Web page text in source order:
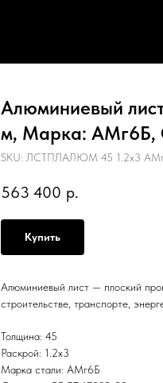
Алюминиевый
м, Марка: АМг6Б,
SKU: ЛСТПЛАЛЮМ 45 1.2х3
563 400 р.
Купить
Алюминиевый лист — плоский
строительстве, транспорте,
Толщина: 45
Раскрой: 1.2х3
Марка стали: АМг6Б